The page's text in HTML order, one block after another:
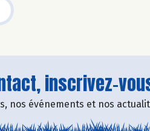
inscrivez-
nos événements et nos